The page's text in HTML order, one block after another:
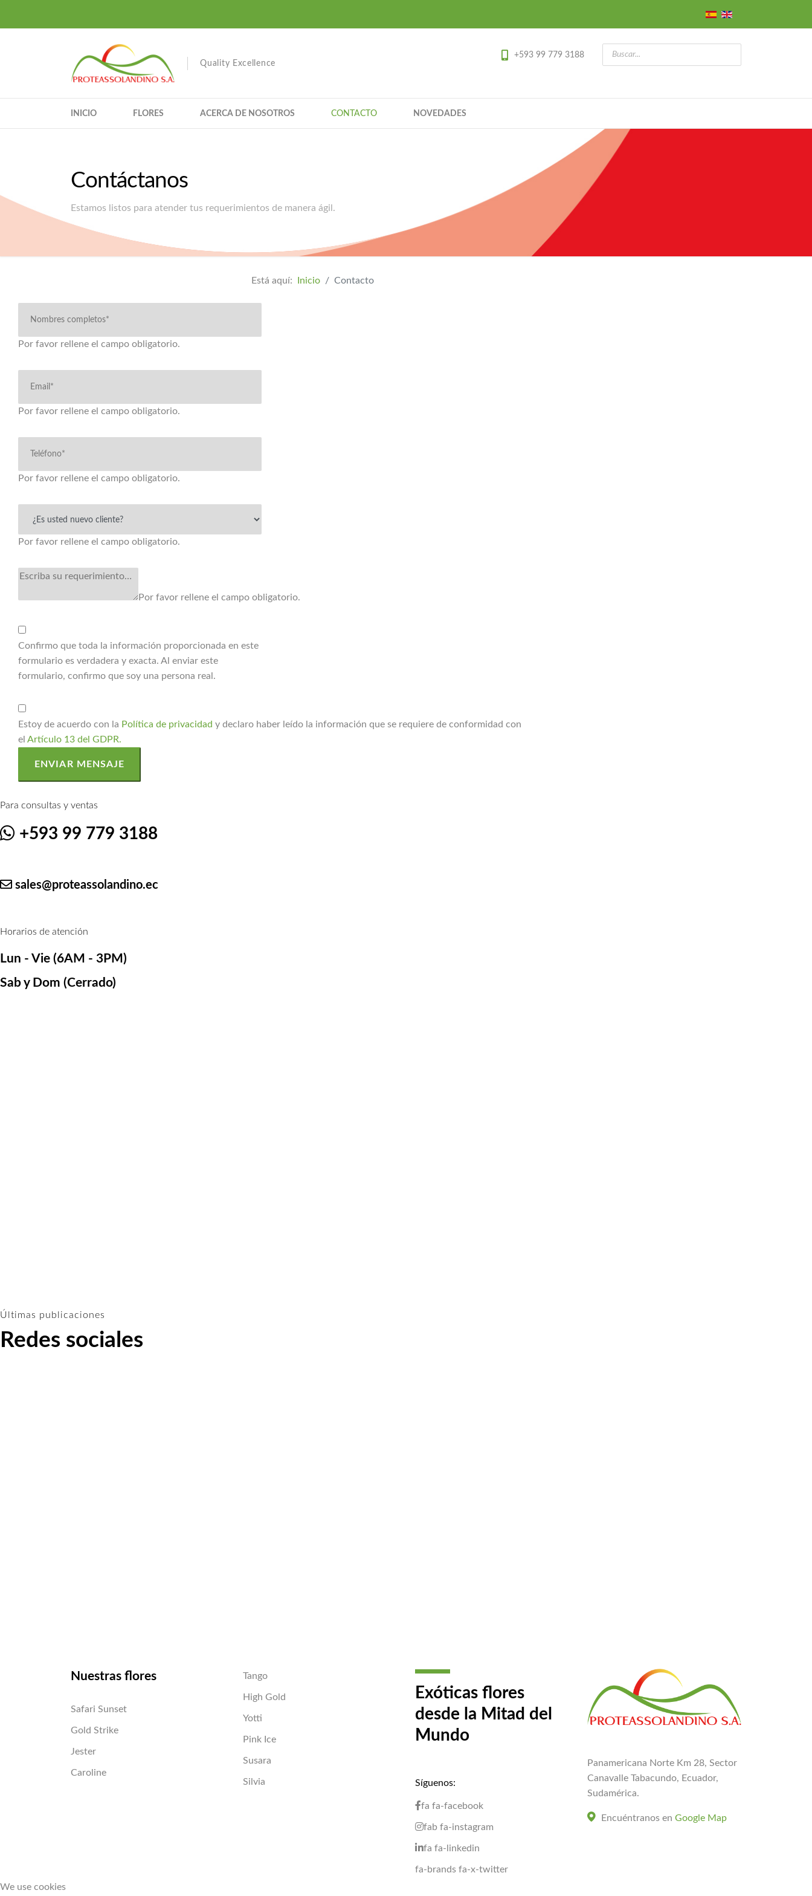
Quality Excellence
+593 99 779 3188
INICIO FLORES ACERCA DE NOSOTROS CONTACTO NOVEDADES
Contáctanos
Estamos listos para atender tus requerimientos de manera ágil.
Está aquí: Inicio Contacto
Por favor rellene el campo obligatorio.
Por favor rellene el campo obligatorio.
Por favor rellene el campo obligatorio.
Por favor rellene el campo obligatorio.
Por favor rellene el campo obligatorio.
Confirmo que toda la información proporcionada en este
formulario es verdadera y exacta. Al enviar este
formulario, confirmo que soy una persona real.
Estoy de acuerdo con la Política de privacidad y declaro haber leído la información que se requiere de conformidad con
el Artículo 13 del GDPR.
ENVIAR MENSAJE
Para consultas y ventas
+593 99 779 3188
sales@proteassolandino.ec
Horarios de atención
Lun - Vie (6AM - 3PM)
Sab y Dom (Cerrado)
Últimas publicaciones
Redes sociales
Nuestras flores
Safari Sunset
Gold Strike
Jester
Caroline
Tango
High Gold
Yotti
Pink Ice
Susara
Silvia
Exóticas flores
desde la Mitad del
Mundo
Síguenos:
fa fa-facebook
fab fa-instagram
fa fa-linkedin
fa-brands fa-x-twitter
Panamericana Norte Km 28, Sector
Canavalle Tabacundo, Ecuador,
Sudamérica.
Encuéntranos en Google Map
We use cookies